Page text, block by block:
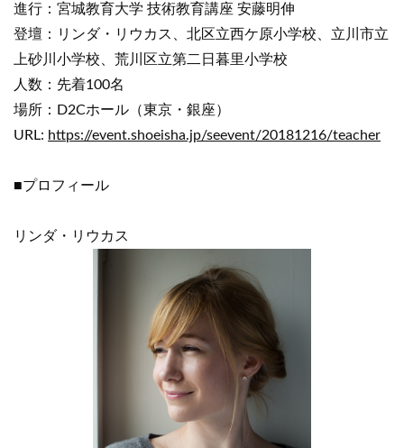
進行：宮城教育大学 技術教育講座 安藤明伸
登壇：リンダ・リウカス、北区立西ケ原小学校、立川市立
上砂川小学校、荒川区立第二日暮里小学校
人数：先着100名
場所：D2Cホール（東京・銀座）
URL: https://event.shoeisha.jp/seevent/20181216/teacher
■プロフィール
リンダ・リウカス